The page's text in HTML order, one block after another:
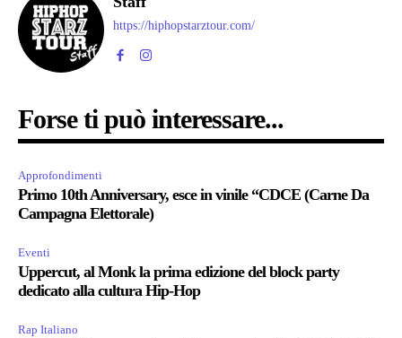
https://hiphopstarztour.com/
Forse ti può interessare...
Approfondimenti
Primo 10th Anniversary, esce in vinile “CDCE (Carne Da
Campagna Elettorale)
Eventi
Uppercut, al Monk la prima edizione del block party
dedicato alla cultura Hip-Hop
Rap Italiano